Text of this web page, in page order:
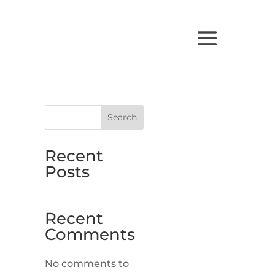
Search
Recent
Posts
Recent
Comments
No comments to